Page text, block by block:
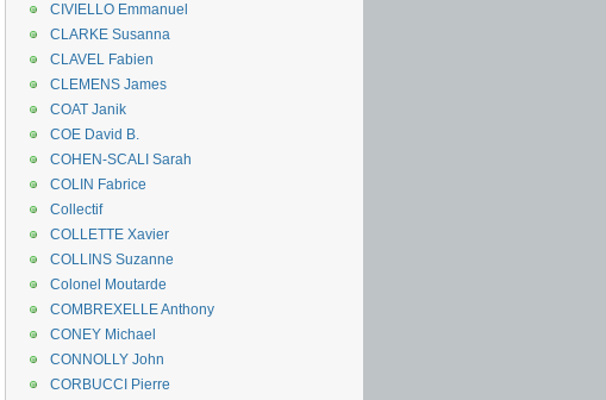
CIVIELLO Emmanuel
CLARKE Susanna
CLAVEL Fabien
CLEMENS James
COAT Janik
COE David B.
COHEN-SCALI Sarah
COLIN Fabrice
Collectif
COLLETTE Xavier
COLLINS Suzanne
Colonel Moutarde
COMBREXELLE Anthony
CONEY Michael
CONNOLLY John
CORBUCCI Pierre